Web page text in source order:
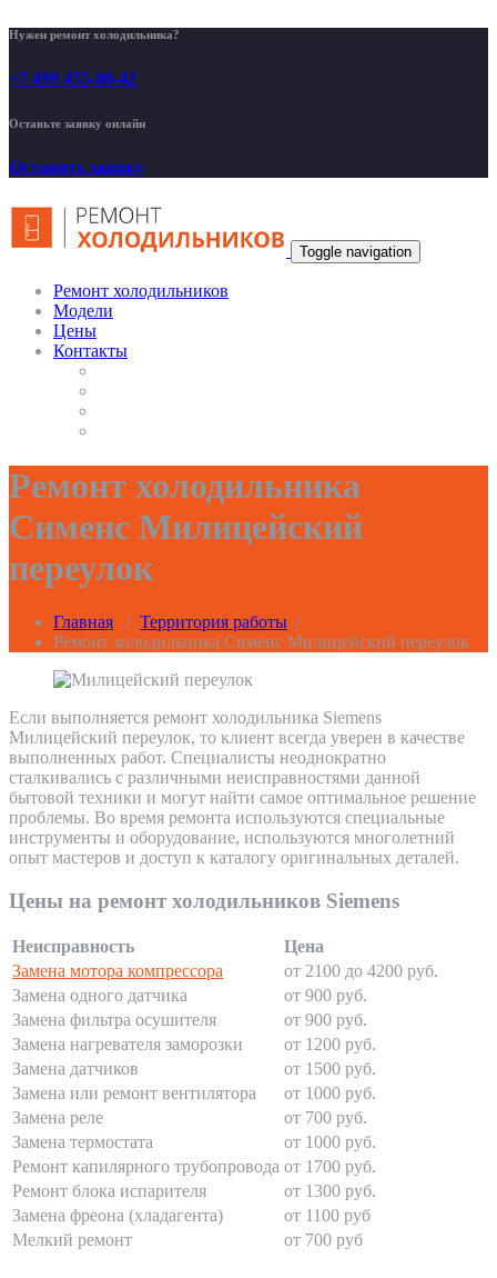
Нужен ремонт холодильника?
+7 499 455-00-42
Оставьте заявку онлайн
Оставить заявку
Toggle navigation
Ремонт холодильников
Модели
Цены
Контакты
Ремонт холодильника
Сименс Милицейский
переулок
Главная / Территория работы /
Ремонт холодильника Сименс Милицейский переулок
Если выполняется ремонт холодильника Siemens
Милицейский переулок, то клиент всегда уверен в качестве
выполненных работ. Специалисты неоднократно
сталкивались с различными неисправностями данной
бытовой техники и могут найти самое оптимальное решение
проблемы. Во время ремонта используются специальные
инструменты и оборудование, используются многолетний
опыт мастеров и доступ к каталогу оригинальных деталей.
Цены на ремонт холодильников Siemens
Неисправность
Цена
Замена мотора компрессора
от 2100 до 4200 руб.
Замена одного датчика
от 900 руб.
Замена фильтра осушителя
от 900 руб.
Замена нагревателя заморозки
от 1200 руб.
Замена датчиков
от 1500 руб.
Замена или ремонт вентилятора
от 1000 руб.
Замена реле
от 700 руб.
Замена термостата
от 1000 руб.
Ремонт капилярного трубопровода от 1700 руб.
Ремонт блока испарителя
от 1300 руб.
Замена фреона (хладагента)
от 1100 руб
Мелкий ремонт
от 700 руб